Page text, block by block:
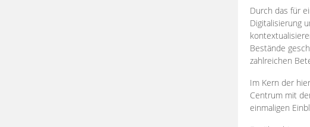
Durch das für
Digitalisierung
Bestände
zahlreichen
Im Kern der
Centrum mit
einmaligen